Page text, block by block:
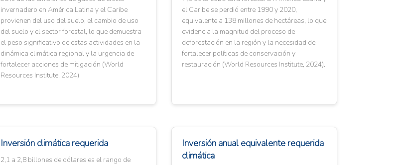
invernadero en América Latina y el Caribe
provienen del uso del suelo, el cambio de uso
del suelo y el sector forestal, lo que demuestra
el peso significativo de estas actividades en la
dinámica climática regional y la urgencia de
fortalecer acciones de mitigación (World
Resources Institute, 2024)
el Caribe se perdió entre 1990 y 2020,
equivalente a 138 millones de hectáreas, lo que
evidencia la magnitud del proceso de
deforestación en la región y la necesidad de
fortalecer políticas de conservación y
restauración (World Resources Institute, 2024).
Inversión climática requerida
2,1 a 2,8 billones de dólares es el rango de
Inversión anual equivalente requerida
climática